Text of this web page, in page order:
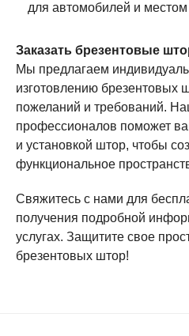
для автомобилей и
Заказать брезентовые
Мы предлагаем
изготовлению брезентовых
пожеланий и требований.
профессионалов поможет
и установкой штор, чтобы
функциональное
Свяжитесь с нами для
получения подробной
услугах. Защитите свое
брезентовых штор!